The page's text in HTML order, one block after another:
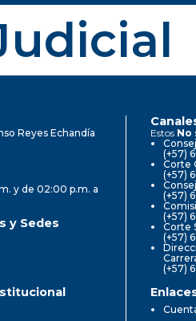
Reyes Echandía
y de 02:00 p.m. a
y Sedes
Estos No
(+57)
Corte
(+57)
(+57)
(+57)
Corte
(+57)
(+57)